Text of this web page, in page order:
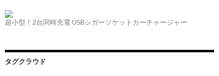
超小型！2台同時充電 USBシガーソケットカーチャージャー
タグクラウド